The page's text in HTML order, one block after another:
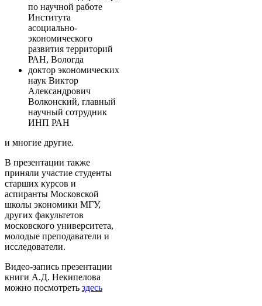
по научной работе
Института
асоциально-
экономического
развития территорий
РАН, Вологда
доктор экономических
наук Виктор
Александрович
Волконский, главный
научный сотрудник
ИНП РАН
и многие другие.
В презентации также
приняли участие студенты
старших курсов и
аспиранты Московской
школы экономики МГУ,
других факультетов
московского университета,
молодые преподаватели и
исследователи.
Видео-запись презентации
книги А.Д. Некипелова
можно посмотреть здесь